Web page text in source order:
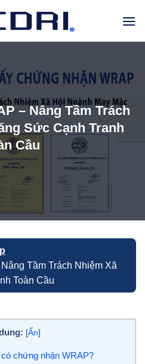
– Nâng Tầm Trách
Sức Cạnh Tranh
Cầu
Tầm Trách Nhiệm Xã
Toàn Cầu
[Ẩn]
chứng nhận WRAP?